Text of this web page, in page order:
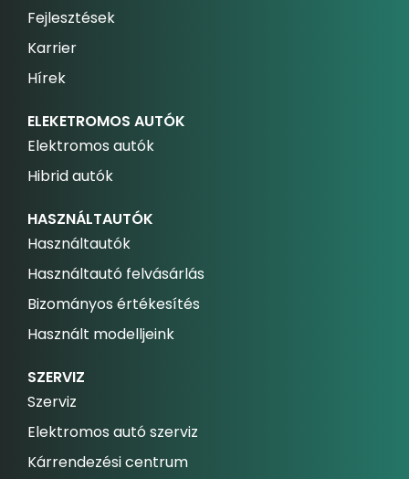
Fejlesztések
Karrier
Hírek
ELEKETROMOS AUTÓK
Elektromos autók
Hibrid autók
HASZNÁLTAUTÓK
Használtautók
Használtautó felvásárlás
Bizományos értékesítés
Használt modelljeink
SZERVIZ
Szerviz
Elektromos autó szerviz
Kárrendezési centrum